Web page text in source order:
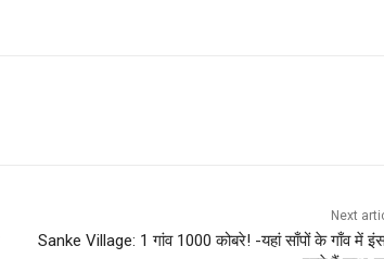
Next
Sanke Village: 1 गांव 1000 कोबरे! -यहां साँपों के गाँव में